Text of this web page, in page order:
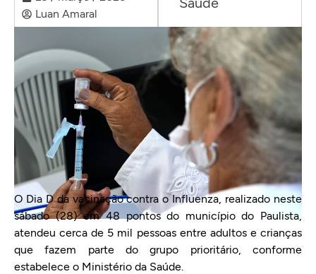
Luan Amaral
O Dia D da vacinação contra o Influenza, realizado neste
sábado (28) em 48 pontos do município do Paulista,
atendeu cerca de 5 mil pessoas entre adultos e crianças
que fazem parte do grupo prioritário, conforme
estabelece o Ministério da Saúde.